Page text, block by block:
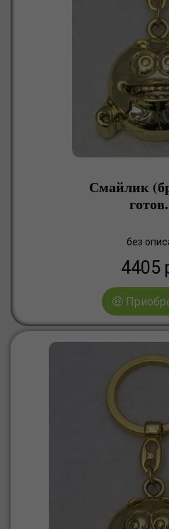
Смайлик
без
4405
🤑